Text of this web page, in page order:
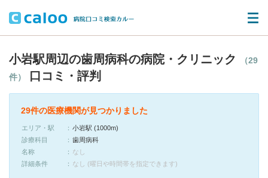
小岩駅周辺の歯周病科の病院・クリニック
（29
件）
口コミ・評判
29件の医療機関が見つかりました
エリア・駅
小岩駅 (1000m)
診療科目
歯周病科
名称
なし
詳細条件
なし (曜日や時間帯を指定できます)